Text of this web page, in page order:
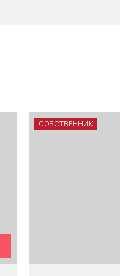
СОБСТВЕННИК